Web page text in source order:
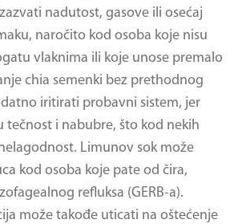
nadutost, gasove ili osećaj
naročito kod osoba koje nisu
vlaknima ili koje unose premalo
chia semenki bez prethodnog
iritirati probavni sistem, jer
tečnost i nabubre, što kod nekih
Limunov sok može
kod osoba koje pate od čira,
refluksa (GERB-a).
može takođe uticati na oštećenje